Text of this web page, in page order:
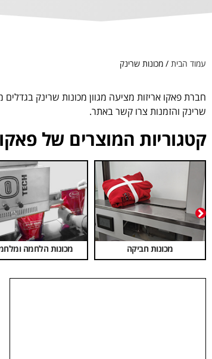
עמוד הבית / מכונות שרינק
חברת פאקו אריזות מציעה מגוון מכונות שרינק
שרינק והזמנות צרו קשר באתר.
קטגוריות המוצרים של
מכונות חביקה מכונות הלחמה